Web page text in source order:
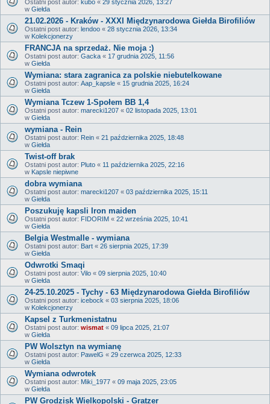
Ostatni post autor: kubo « 29 stycznia 2026, 13:27
w Giełda
21.02.2026 - Kraków - XXXI Międzynarodowa Giełda Birofiliów
Ostatni post autor: lendoo « 28 stycznia 2026, 13:34
w Kolekcjonerzy
FRANCJA na sprzedaż. Nie moja :)
Ostatni post autor: Gacka « 17 grudnia 2025, 11:56
w Giełda
Wymiana: stara zagranica za polskie niebutelkowane
Ostatni post autor: Aap_kapsle « 15 grudnia 2025, 16:24
w Giełda
Wymiana Tczew 1-Społem BB 1,4
Ostatni post autor: marecki1207 « 02 listopada 2025, 13:01
w Giełda
wymiana - Rein
Ostatni post autor: Rein « 21 października 2025, 18:48
w Giełda
Twist-off brak
Ostatni post autor: Pluto « 11 października 2025, 22:16
w Kapsle niepiwne
dobra wymiana
Ostatni post autor: marecki1207 « 03 października 2025, 15:11
w Giełda
Poszukuję kapsli Iron maiden
Ostatni post autor: FIDORIM « 22 września 2025, 10:41
w Giełda
Belgia Westmalle - wymiana
Ostatni post autor: Bart « 26 sierpnia 2025, 17:39
w Giełda
Odwrotki Smaqi
Ostatni post autor: Vilo « 09 sierpnia 2025, 10:40
w Giełda
24-25.10.2025 - Tychy - 63 Międzynarodowa Giełda Birofiliów
Ostatni post autor: icebock « 03 sierpnia 2025, 18:06
w Kolekcjonerzy
Kapsel z Turkmenistatnu
Ostatni post autor: wismat « 09 lipca 2025, 21:07
w Giełda
PW Wolsztyn na wymianę
Ostatni post autor: PawelG « 29 czerwca 2025, 12:33
w Giełda
Wymiana odwrotek
Ostatni post autor: Miki_1977 « 09 maja 2025, 23:05
w Giełda
PW Grodzisk Wielkopolski - Gratzer